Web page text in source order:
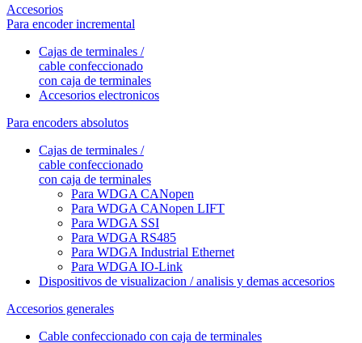
Accesorios
Para encoder incremental
Cajas de terminales /
cable confeccionado
con caja de terminales
Accesorios electronicos
Para encoders absolutos
Cajas de terminales /
cable confeccionado
con caja de terminales
Para WDGA CANopen
Para WDGA CANopen LIFT
Para WDGA SSI
Para WDGA RS485
Para WDGA Industrial Ethernet
Para WDGA IO-Link
Dispositivos de visualizacion / analisis y demas accesorios
Accesorios generales
Cable confeccionado con caja de terminales